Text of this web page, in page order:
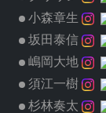
小森章生
坂田泰信
嶋岡大地
須江一樹
杉林奏太